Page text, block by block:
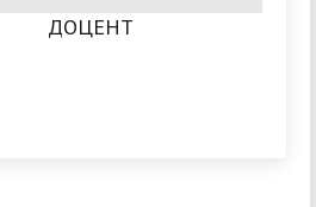
ДОЦЕНТ